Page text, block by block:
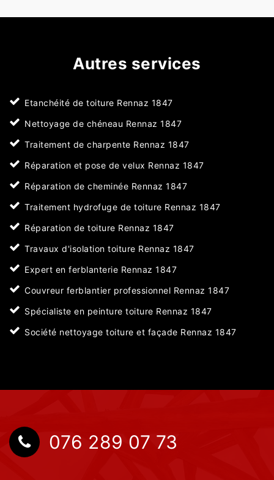
Autres services
Etanchéité de toiture Rennaz 1847
Nettoyage de chéneau Rennaz 1847
Traitement de charpente Rennaz 1847
Réparation et pose de velux Rennaz 1847
Réparation de cheminée Rennaz 1847
Traitement hydrofuge de toiture Rennaz 1847
Réparation de toiture Rennaz 1847
Travaux d'isolation toiture Rennaz 1847
Expert en ferblanterie Rennaz 1847
Couvreur ferblantier professionnel Rennaz 1847
Spécialiste en peinture toiture Rennaz 1847
Société nettoyage toiture et façade Rennaz 1847
076 289 07 73